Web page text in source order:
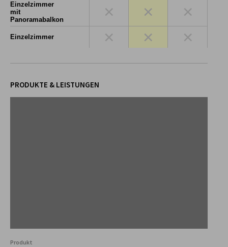
Einzelzimmer
mit
Panoramabalkon
× × ×
Einzelzimmer × × ×
PRODUKTE & LEISTUNGEN
Produkt